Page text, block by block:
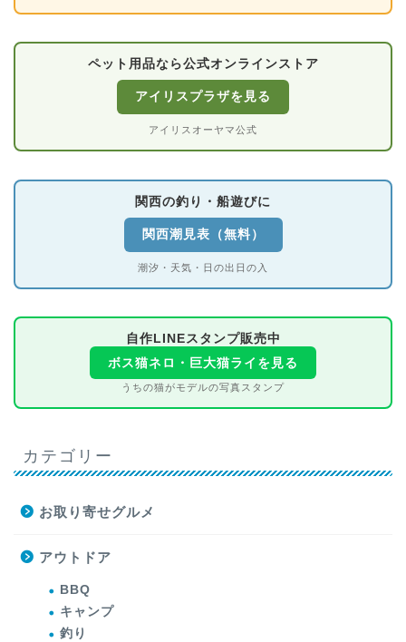
ペット用品なら公式オンラインストア
アイリスプラザを見る
アイリスオーヤマ公式
関西の釣り・船遊びに
関西潮見表（無料）
潮汐・天気・日の出日の入
自作LINEスタンプ販売中
ボス猫ネロ・巨大猫ライを見る
うちの猫がモデルの写真スタンプ
カテゴリー
お取り寄せグルメ
アウトドア
BBQ
キャンプ
釣り